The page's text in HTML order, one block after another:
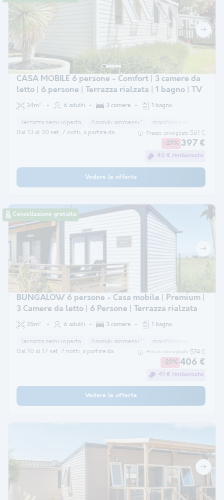
CASA MOBILE 6 persone - Comfort | 3 camere da
letto | 6 persone | Terrazza rialzata | 1 bagno | TV
34m² 6 adulti 3 camere 1 bagno
Terrazza semi coperta Animali ammessi * macchina per il caffè
Dal 13 al 20 set, 7 notti, a partire da Prezzo consigliato:561 €
-29% 397 €
40 € rimborsato
Vedere le offerte
Cancellazione gratuita
BUNGALOW 6 persone - Casa mobile | Premium |
3 Camere da letto | 6 Persone | Terrazza rialzata
35m² 6 adulti 3 camere 1 bagno
Terrazza semi coperta Animali ammessi * macchina per il caffè
Dal 10 al 17 set, 7 notti, a partire da Prezzo consigliato:574 €
-29% 406 €
41 € rimborsato
Vedere le offerte